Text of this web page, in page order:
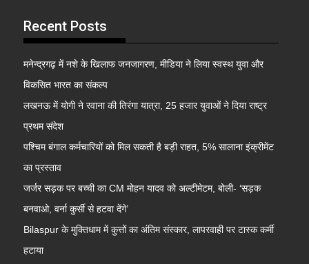
Recent Posts
मनेन्द्रगढ़ में नशे के खिलाफ जनजागरण, मीडिया ने लिया स्वस्थ युवा और
विकसित भारत का संकल्प
लखनऊ में योगी ने रवाना की तिरंगा यात्रा, 25 हजार युवाओं ने दिया राष्ट्र
प्रथम संदेश
पश्चिम बंगाल कर्मचारियों को मिल सकती है बड़ी राहत, 5% सालाना इंक्रीमेंट
का प्रस्ताव
जर्जर सड़क पर बच्ची का CM मोहन यादव को अल्टीमेटम, बोली- ‘सड़क
बनवाओ, वर्ना कुर्सी से हटवा देंगे’
Bilaspur के मुक्तिधाम में कुत्तों का अंतिम संस्कार, लापरवाही पर टास्क कर्मी
हटाया